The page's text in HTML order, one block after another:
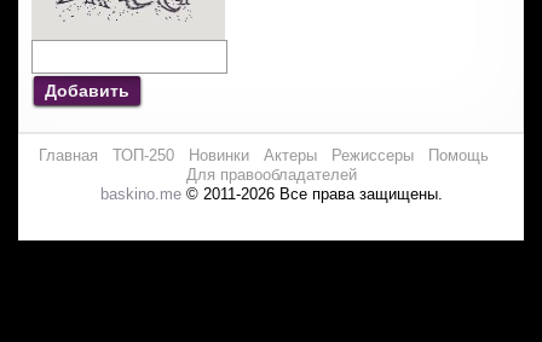
Добавить
Главная ТОП-250 Новинки Актеры Режиссеры
Помощь
Для правообладателей
baskino.me© 2011-2026 Все права защищены.